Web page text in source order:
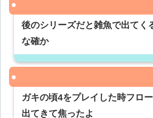
後のシリーズだと雑魚で出てく
な確か
ガキの頃4をプレイした時フロ
出てきて焦ったよ